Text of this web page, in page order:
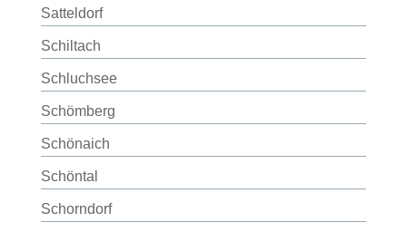
Satteldorf
Schiltach
Schluchsee
Schömberg
Schönaich
Schöntal
Schorndorf